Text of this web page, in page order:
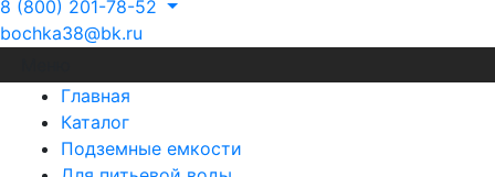
8 (800) 201-78-52
bochka38@bk.ru
Главная
Каталог
Подземные емкости